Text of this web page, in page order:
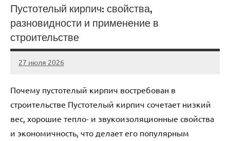
Пустотелый кирпич: свойства,
разновидности и применение в
строительстве
27 июля 2026
Avtor
Нет
Почему пустотелый кирпич востребован в
строительстве Пустотелый кирпич сочетает низкий
вес, хорошие тепло- и звукоизоляционные свойства
и экономичность, что делает его популярным